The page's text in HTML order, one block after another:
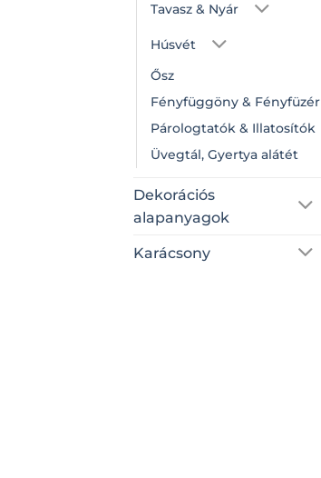
Tavasz & Nyár
Húsvét
Ősz
Fényfüggöny & Fényfüzér
Párologtatók & Illatosítók
Üvegtál, Gyertya alátét
Dekorációs
alapanyagok
Karácsony